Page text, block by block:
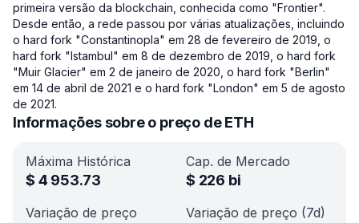
primeira versão da blockchain, conhecida como "Frontier".
Desde então, a rede passou por várias atualizações, incluindo
o hard fork "Constantinopla" em 28 de fevereiro de 2019, o
hard fork "Istambul" em 8 de dezembro de 2019, o hard fork
"Muir Glacier" em 2 de janeiro de 2020, o hard fork "Berlin"
em 14 de abril de 2021 e o hard fork "London" em 5 de agosto
de 2021.
Informações sobre o preço de ETH
Máxima Histórica
$ 4 953.73
Cap. de Mercado
$ 226 bi
Variação de preço
Variação de preço (7d)